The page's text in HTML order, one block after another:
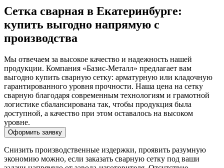
Сетка сварная в Екатеринбурге:
купить выгодно напрямую с
производства
Мы отвечаем за высокое качество и надежность нашей
продукции. Компания «Базис-Металл» предлагает вам
выгодно купить сварную сетку: арматурную или кладочную
гарантированного уровня прочности. Наша цена на сетку
сварную благодаря современным технологиям и грамотной
логистике сбалансирована так, чтобы продукция была
доступной, а качество при этом оставалось на высоком
уровне.
Оформить заявку
Снизить производственные издержки, проявить разумную
экономию можно, если заказать сварную сетку под ваши